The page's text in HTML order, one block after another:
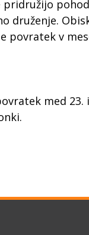
pridružijo
druženje.
povratek v
med 23.